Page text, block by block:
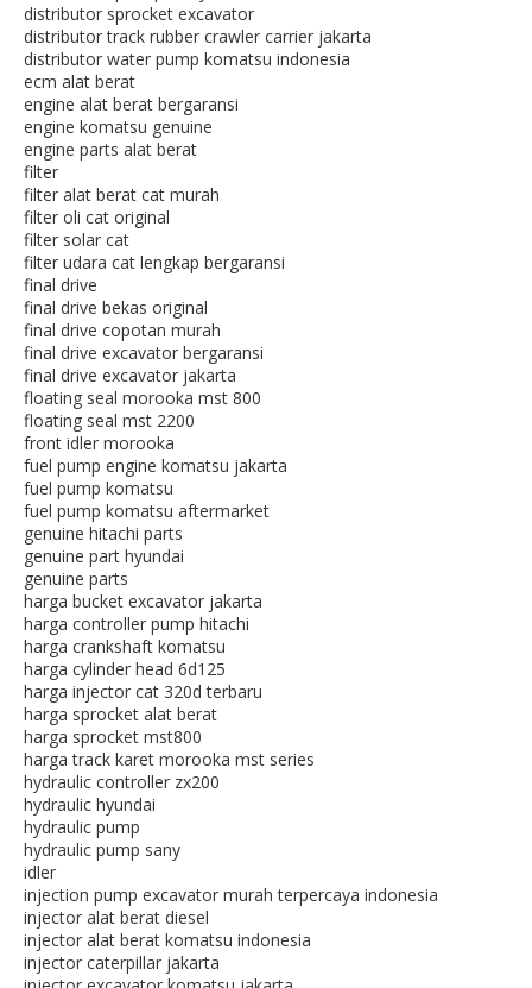
distributor sprocket excavator
distributor track rubber crawler carrier jakarta
distributor water pump komatsu indonesia
ecm alat berat
engine alat berat bergaransi
engine komatsu genuine
engine parts alat berat
filter
filter alat berat cat murah
filter oli cat original
filter solar cat
filter udara cat lengkap bergaransi
final drive
final drive bekas original
final drive copotan murah
final drive excavator bergaransi
final drive excavator jakarta
floating seal morooka mst 800
floating seal mst 2200
front idler morooka
fuel pump engine komatsu jakarta
fuel pump komatsu
fuel pump komatsu aftermarket
genuine hitachi parts
genuine part hyundai
genuine parts
harga bucket excavator jakarta
harga controller pump hitachi
harga crankshaft komatsu
harga cylinder head 6d125
harga injector cat 320d terbaru
harga sprocket alat berat
harga sprocket mst800
harga track karet morooka mst series
hydraulic controller zx200
hydraulic hyundai
hydraulic pump
hydraulic pump sany
idler
injection pump excavator murah terpercaya indonesia
injector alat berat diesel
injector alat berat komatsu indonesia
injector caterpillar jakarta